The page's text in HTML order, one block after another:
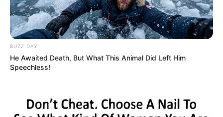
BUZZ DAY
He Awaited Death, But What This Animal Did Left Him
Speechless!